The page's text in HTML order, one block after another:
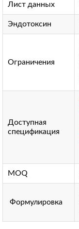
Лист данных
Эндотоксин
Ограничения
Доступная
спецификация
MOQ
Формулировка